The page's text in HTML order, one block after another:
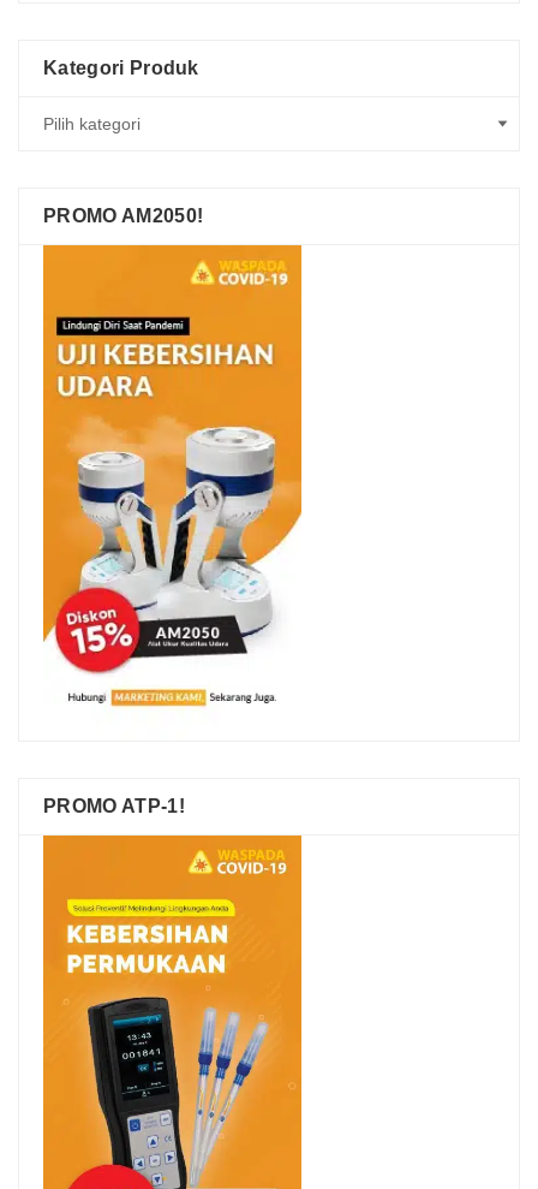
Kategori Produk
PROMO AM2050!
PROMO ATP-1!